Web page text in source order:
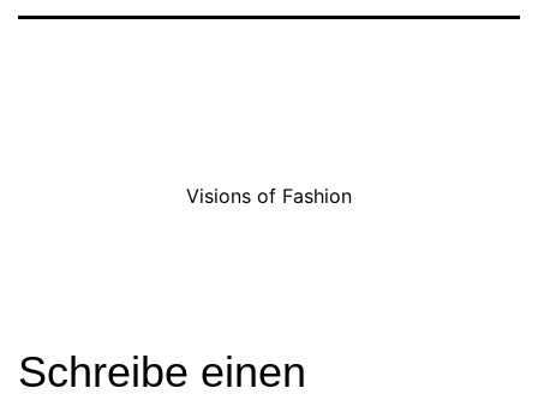
Visions of Fashion
Schreibe einen